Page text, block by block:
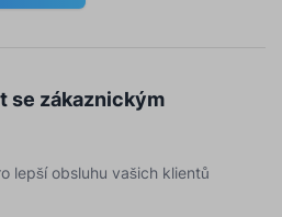
se zákaznickým
lepší obsluhu vašich klientů